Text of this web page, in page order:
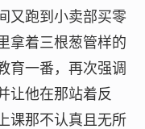
又跑到小卖部买零
拿着三根葱管样的
育一番，再次强调
让他在那站着反
课那不认真且无所